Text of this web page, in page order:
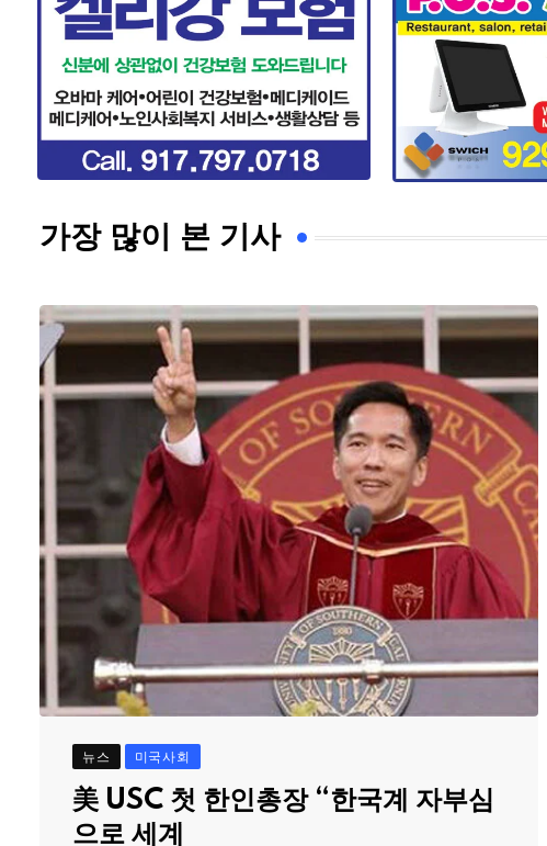
가장 많이 본 기사
뉴스 미국사회
美 USC 첫 한인총장 “한국계 자부심
으로 세계